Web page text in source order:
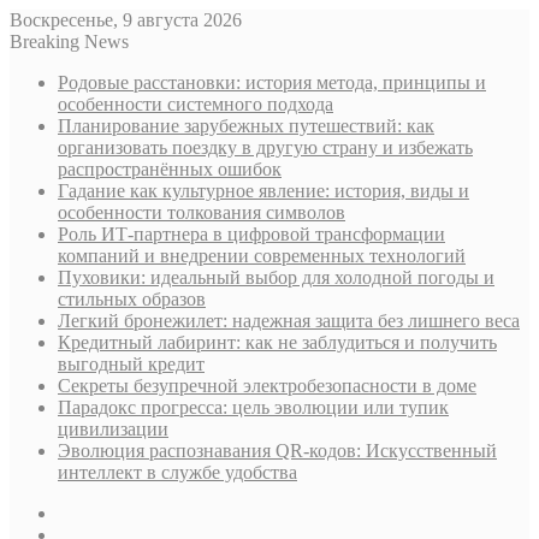
Воскресенье, 9 августа 2026
Breaking News
Родовые расстановки: история метода, принципы и
особенности системного подхода
Планирование зарубежных путешествий: как
организовать поездку в другую страну и избежать
распространённых ошибок
Гадание как культурное явление: история, виды и
особенности толкования символов
Роль ИТ-партнера в цифровой трансформации
компаний и внедрении современных технологий
Пуховики: идеальный выбор для холодной погоды и
стильных образов
Легкий бронежилет: надежная защита без лишнего веса
Кредитный лабиринт: как не заблудиться и получить
выгодный кредит
Секреты безупречной электробезопасности в доме
Парадокс прогресса: цель эволюции или тупик
цивилизации
Эволюция распознавания QR-кодов: Искусственный
интеллект в службе удобства